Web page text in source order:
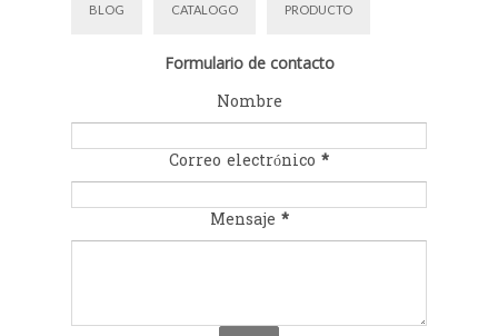
BLOG CATALOGO PRODUCTO
Formulario de contacto
Nombre
Correo electrónico *
Mensaje *